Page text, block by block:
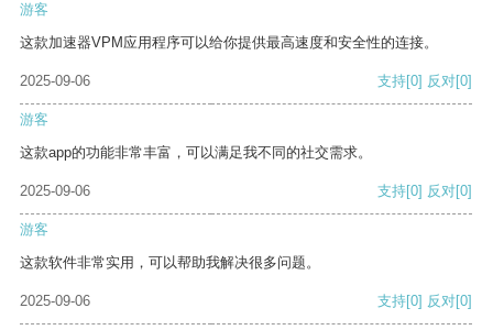
游客
这款加速器VPM应用程序可以给你提供最高速度和安全性的连接。
2025-09-06 支持[0] 反对[0]
游客
这款app的功能非常丰富，可以满足我不同的社交需求。
2025-09-06 支持[0] 反对[0]
游客
这款软件非常实用，可以帮助我解决很多问题。
2025-09-06 支持[0] 反对[0]